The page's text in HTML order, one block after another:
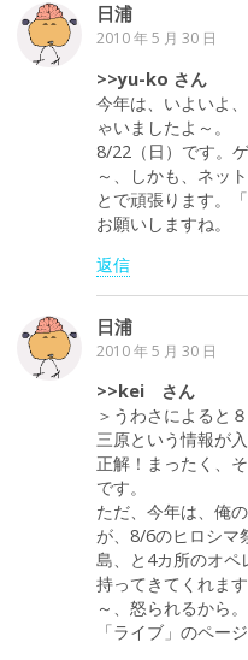
日浦
2010 年 5 月 30 日
>>yu-ko さん
今年は、いよいよ
ゃいましたよ～。
8/22（日）です。
～、しかも、ネッ
とで頑張ります。
お願いしますね。
返信
日浦
2010 年 5 月 30 日
>>kei さん
＞うわさによると
三原という情報が入
正解！まったく、
です。
ただ、今年は、俺
が、8/6のヒロシマ
島、と4カ所のオペ
持ってきてくれま
～、怒られるから。
「ライブ」のペー